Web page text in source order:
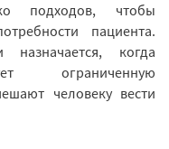
подходов, чтобы
пациента.
назначается, когда
ограниченную
человеку вести